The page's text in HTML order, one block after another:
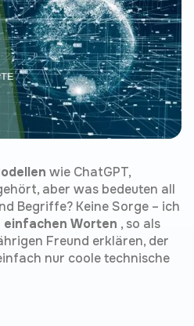
wie ChatGPT,
aber was bedeuten all
Begriffe? Keine Sorge – ich
einfachen Worten , so als
Freund erklären, der
nur coole technische